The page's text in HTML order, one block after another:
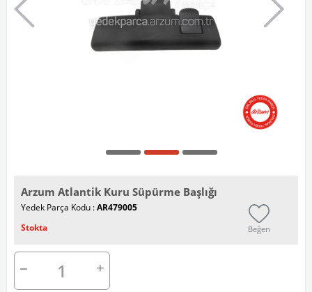
Arzum Atlantik Kuru Süpürme Başlığı
Yedek Parça Kodu :AR479005
Stokta
Beğen